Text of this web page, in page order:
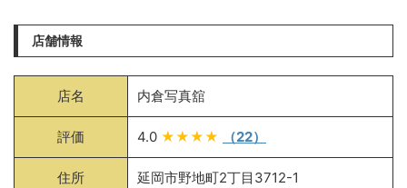
店舗情報
店名 内倉写真舘
評価 4.0 ★★★★ （22）
住所 延岡市野地町2丁目3712-1